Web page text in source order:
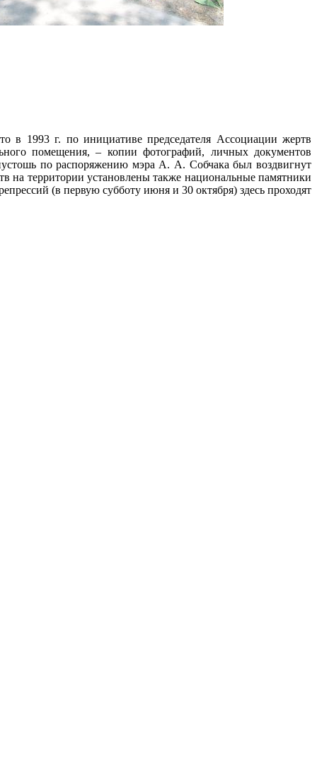
в 1993 г. по инициативе председателя Ассоциации жертв
помещения, – копии фотографий, личных документов
по распоряжению мэра А. А. Собчака был воздвигнут
на территории установлены также национальные памятники
(в первую субботу июня и 30 октября) здесь проходят